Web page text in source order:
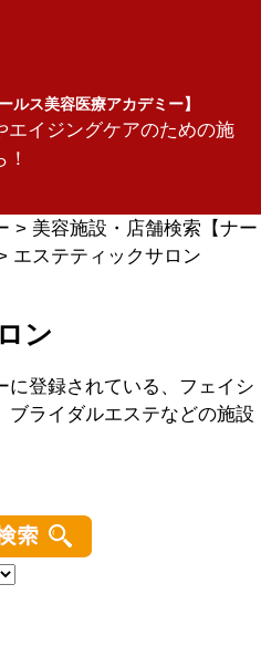
ルス美容医療アカデミー】
エイジングケアのための施
> 美容施設・店舗検索【ナー
エステティックサロン
ン
に登録されている、フェイシ
ブライダルエステなどの施設